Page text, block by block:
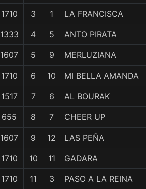
1710 3 1 LA FRANCISCA
1333 4 5 ANTO PIRATA
1607 5 9 MERLUZIANA
1710 6 10 MI BELLA AMANDA
1517 7 6 AL BOURAK
655 8 7 CHEER UP
1607 9 12 LAS PEÑA
1710 10 11 GADARA
1710 11 3 PASO A LA REINA